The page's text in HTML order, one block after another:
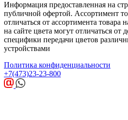
Информация предоставленная на
публичной офертой. Ассортимент
отличаться от ассортимента товара
на сайте цвета могут отличаться от
специфики передачи цветов
устройствами
Политика конфиденциальности
+7(473)23-23-800